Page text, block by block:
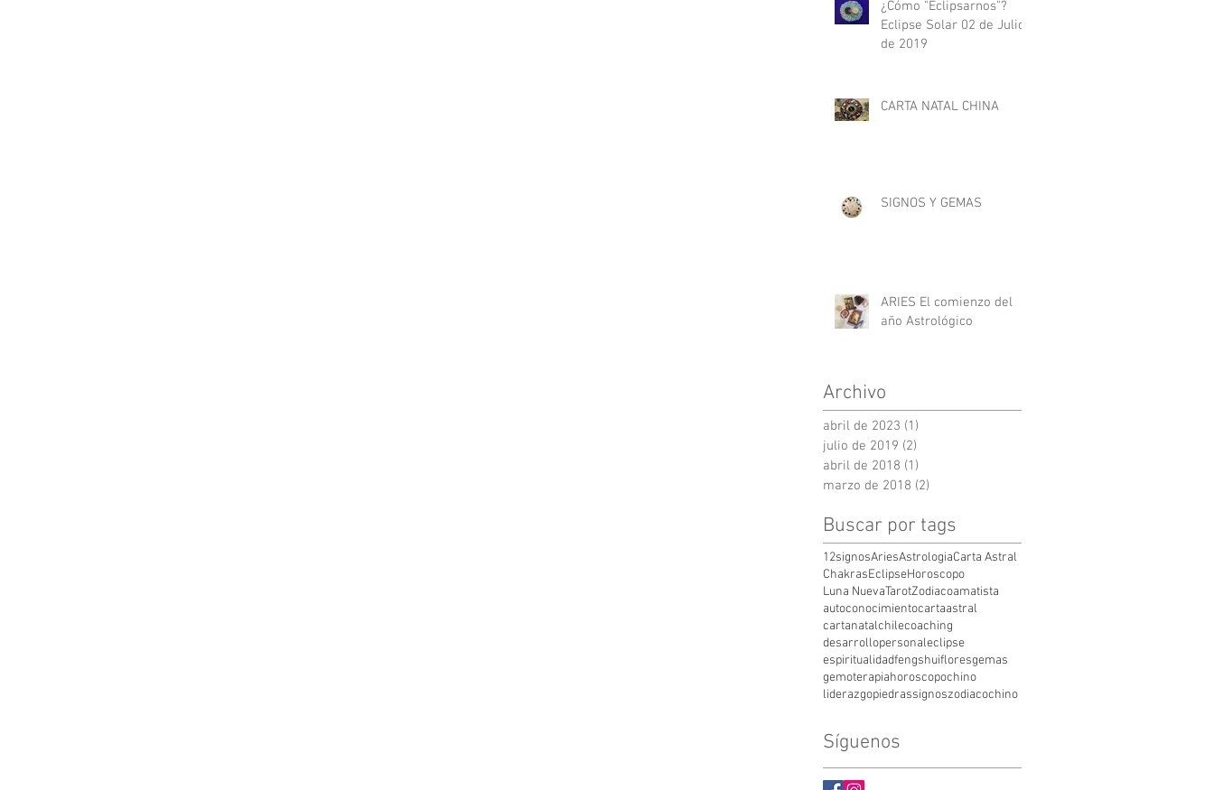
¿Cómo "Eclipsarnos"?
Eclipse Solar 02 de Julio
de 2019
CARTA NATAL CHINA
SIGNOS Y GEMAS
ARIES El comienzo del
año Astrológico
Archivo
abril de 2023 (1)
julio de 2019 (2)
abril de 2018 (1)
marzo de 2018 (2)
Buscar por tags
12signosAriesAstrologiaCarta Astral
ChakrasEclipseHoroscopo
Luna NuevaTarotZodiacoamatista
autoconocimientocartaastral
cartanatalchilecoaching
desarrollopersonaleclipse
espiritualidadfengshuifloresgemas
gemoterapiahoroscopochino
liderazgopiedrassignoszodiacochino
Síguenos